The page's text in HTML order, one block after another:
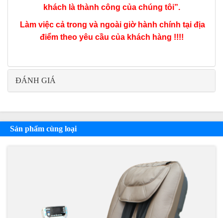
khách là thành công của chúng tôi”.
Làm việc cả trong và ngoài giờ hành chính tại địa
điểm theo yêu cầu của khách hàng !!!!
ĐÁNH GIÁ
Sản phẩm cùng loại